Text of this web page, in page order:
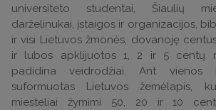
universiteto studentai, Šiaulių
darželinukai, įstaigos ir organizacijos,
ir visi Lietuvos žmonės, dovanoję
ir lubos apklijuotos 1, 2 ir 5 centų
padidina veidrodžiai. Ant vienos
suformuotas Lietuvos žemėlapis,
miesteliai žymimi 50, 20 ir 10